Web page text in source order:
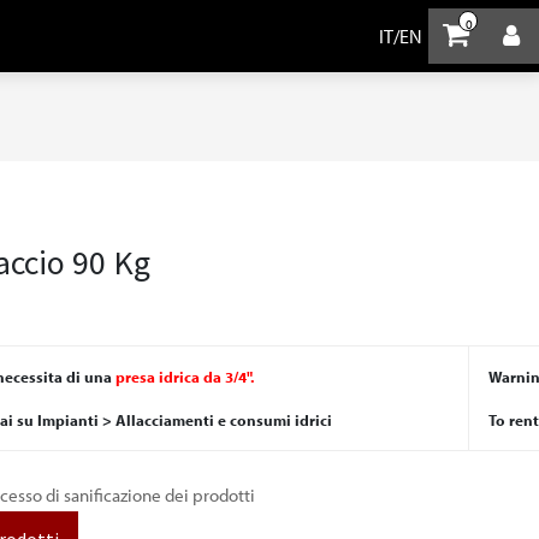
0
IT/EN
90 Kg
di una presa idrica da 3/4".
su Impianti > Allacciamenti e consumi idrici To
di sanificazione dei prodotti